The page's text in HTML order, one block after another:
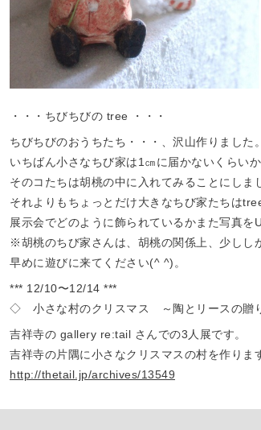
・・・ちびちびの tree ・・・
ちびちびのおうちたち・・・、沢山作りました。
いちばん小さなちび家は1㎝に届かないくらいか
そのコたちは胡桃の中に入れてみることにしま
それよりもちょっとだけ大きなちび家たちは
展示会でどのように飾られているかまた写真を
※胡桃のちび家さんは、胡桃の関係上、少しし
早めに遊びに来てください(^ ^)。
*** 12/10〜12/14 ***
◇ 小さな村のクリスマス ～陶とリースの
吉祥寺の gallery re:tail さんでの3人展です。
吉祥寺の片隅に小さなクリスマスの村を作りま
http://thetail.jp/archives/13549